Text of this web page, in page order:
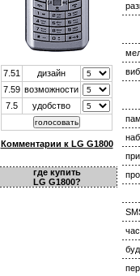
7.51
дизайн
7.59 возможности
7.5
удобство
Комментарии к LG G1800
где купить
LG G1800?